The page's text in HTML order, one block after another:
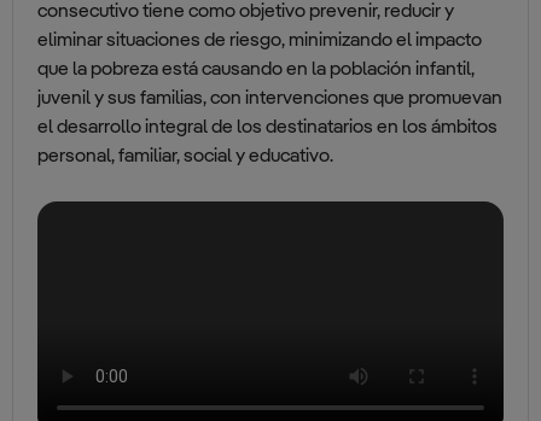
consecutivo tiene como objetivo prevenir, reducir y
eliminar situaciones de riesgo, minimizando el impacto
que la pobreza está causando en la población infantil,
juvenil y sus familias, con intervenciones que promuevan
el desarrollo integral de los destinatarios en los ámbitos
personal, familiar, social y educativo.